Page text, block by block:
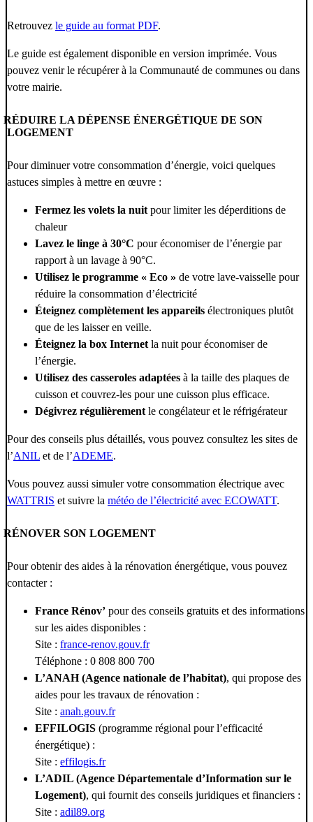
Retrouvez le guide au format PDF.
Le guide est également disponible en version imprimée. Vous
pouvez venir le récupérer à la Communauté de communes ou dans
votre mairie.
RÉDUIRE LA DÉPENSE ÉNERGÉTIQUE DE SON
LOGEMENT
Pour diminuer votre consommation d’énergie, voici quelques
astuces simples à mettre en œuvre :
Fermez les volets la nuit pour limiter les déperditions de
chaleur
Lavez le linge à 30°C pour économiser de l’énergie par
rapport à un lavage à 90°C.
Utilisez le programme « Eco » de votre lave-vaisselle pour
réduire la consommation d’électricité
Éteignez complètement les appareils électroniques plutôt
que de les laisser en veille.
Éteignez la box Internet la nuit pour économiser de
l’énergie.
Utilisez des casseroles adaptées à la taille des plaques de
cuisson et couvrez-les pour une cuisson plus efficace.
Dégivrez régulièrement le congélateur et le réfrigérateur
Pour des conseils plus détaillés, vous pouvez consultez les sites de
l’ANIL et de l’ADEME.
Vous pouvez aussi simuler votre consommation électrique avec
WATTRIS et suivre la météo de l’électricité avec ECOWATT.
RÉNOVER SON LOGEMENT
Pour obtenir des aides à la rénovation énergétique, vous pouvez
contacter :
France Rénov’ pour des conseils gratuits et des informations
sur les aides disponibles :
Site : france-renov.gouv.fr
Téléphone : 0 808 800 700
L’ANAH (Agence nationale de l’habitat), qui propose des
aides pour les travaux de rénovation :
Site : anah.gouv.fr
EFFILOGIS (programme régional pour l’efficacité
énergétique) :
Site : effilogis.fr
L’ADIL (Agence Départementale d’Information sur le
Logement), qui fournit des conseils juridiques et financiers :
Site : adil89.org